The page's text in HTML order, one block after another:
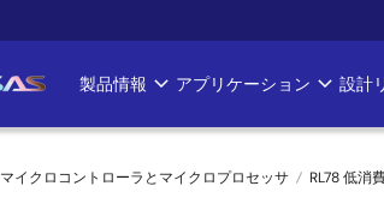
Main
navigation
製品情報 アプリケーション 設計
マイクロコントローラとマイクロプロセッサ RL78 低消